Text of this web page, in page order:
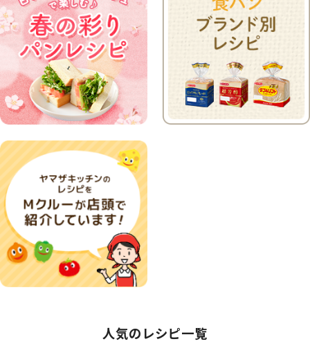
人気のレシピ一覧